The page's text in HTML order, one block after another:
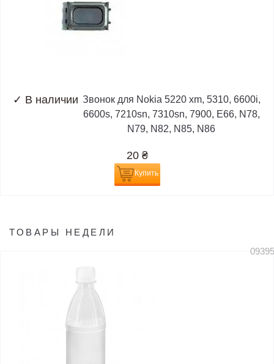
✓ В наличии Звонок для Nokia 5220 xm, 5310, 6600i,
6600s, 7210sn, 7310sn, 7900, E66, N78,
N79, N82, N85, N86
20 ₴
Купить
ТОВАРЫ НЕДЕЛИ